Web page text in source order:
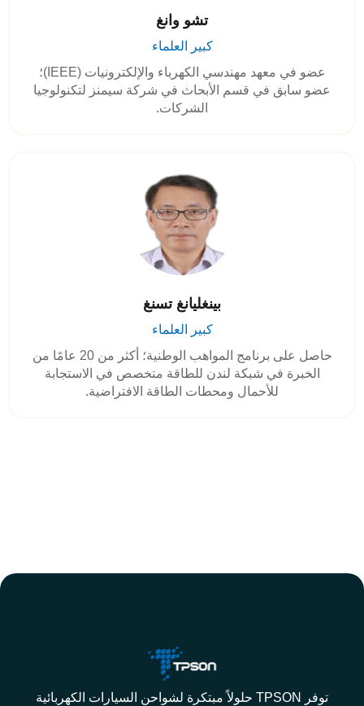
تشو وانغ
كبير العلماء
عضو في معهد مهندسي الكهرباء والإلكترونيات (IEEE)؛
عضو سابق في قسم الأبحاث في شركة سيمنز لتكنولوجيا
الشركات.
بينغليانغ تسنغ
كبير العلماء
حاصل على برنامج المواهب الوطنية؛ أكثر من 20 عامًا من
الخبرة في شبكة لندن للطاقة متخصص في الاستجابة
للأحمال ومحطات الطاقة الافتراضية.
توفر TPSON حلولاً مبتكرة لشواحن السيارات الكهربائية